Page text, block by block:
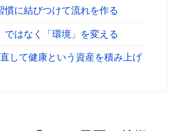
慣に結びつけて流れを作る
ではなく「環境」を変える
して健康という資産を積み上げ